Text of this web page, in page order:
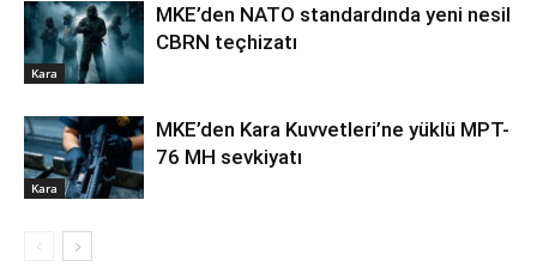
Kara
MKE’den NATO standardında yeni nesil
CBRN teçhizatı
Kara
MKE’den Kara Kuvvetleri’ne yüklü MPT-
76 MH sevkiyatı